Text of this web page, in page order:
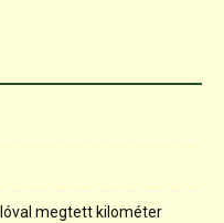
megtett kilométer